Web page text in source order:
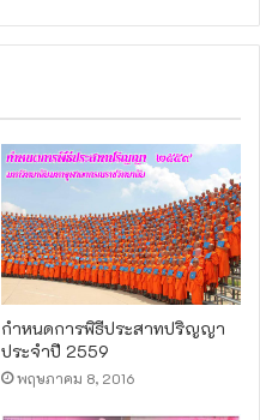
กำหนดการพิธีประสาทปริญญา
ประจำปี 2559
พฤษภาคม 8, 2016